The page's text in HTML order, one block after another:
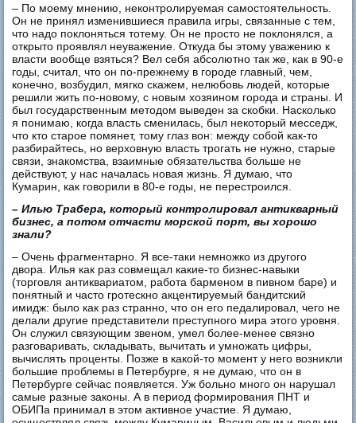
– По моему мнению, неконтролируемая самостоятельность.
Он не принял изменившиеся правила игры, связанные с тем,
что надо поклоняться тотему. Он не просто не поклонялся, а
открыто проявлял неуважение. Откуда бы этому уважению к
власти вообще взяться? Вел себя абсолютно так же, как в 90-е
годы, считал, что он по-прежнему в городе главный, чем,
конечно, возбудил, мягко скажем, нелюбовь людей, которые
решили жить по-новому, с новым хозяином города и страны. И
был государственным методом выведен за скобки. Насколько
я понимаю, когда власть сменилась, был некоторый месседж,
что кто старое помянет, тому глаз вон: между собой как-то
разбирайтесь, но верховную власть трогать не нужно, старые
связи, знакомства, взаимные обязательства больше не
действуют, у нас началась новая жизнь. Я думаю, что
Кумарин, как говорили в 80-е годы, не перестроился.
– Илью Трабера, который контролировал антикварный
бизнес, а потом отчасти морской порт, вы хорошо
знали?
– Очень фрагментарно. Я все-таки немножко из другого
двора. Илья как раз совмещал какие-то бизнес-навыки
(торговля антиквариатом, работа барменом в пивном баре) и
понятный и часто гротескно акцентируемый бандитский
имидж: было как раз странно, что он его педалировал, чего не
делали другие представители преступного мира этого уровня.
Он служил связующим звеном, умел более-менее связно
разговаривать, складывать, вычитать и умножать цифры,
вычислять проценты. Позже в какой-то момент у него возникли
большие проблемы в Петербурге, я не думаю, что он в
Петербурге сейчас появляется. Уж больно много он нарушал
самые разные законы. А в период формирования ПНТ и
ОБИПа принимал в этом активное участие. Я думаю,